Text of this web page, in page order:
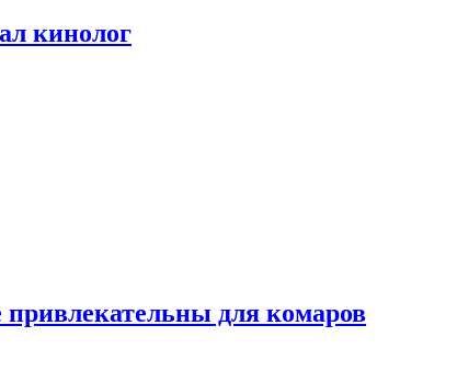
кинолог
привлекательны для комаров